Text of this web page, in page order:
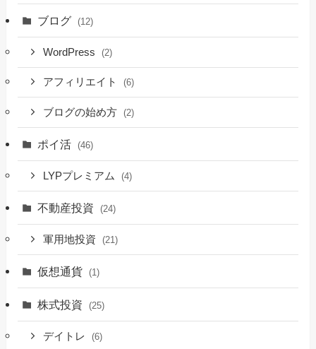
ブログ (12)
WordPress (2)
アフィリエイト (6)
ブログの始め方 (2)
ポイ活 (46)
LYPプレミアム (4)
不動産投資 (24)
軍用地投資 (21)
仮想通貨 (1)
株式投資 (25)
デイトレ (6)